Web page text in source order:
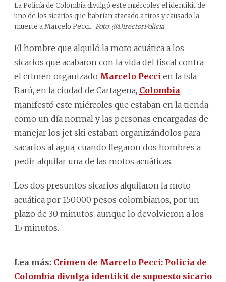
La Policía de Colombia divulgó este miércoles el identikit de
uno de los sicarios que habrían atacado a tiros y causado la
muerte a Marcelo Pecci. Foto: @DirectorPolicia
El hombre que alquiló la moto acuática a los
sicarios que acabaron con la vida del fiscal contra
el crimen organizado Marcelo Pecci en la isla
Barú, en la ciudad de Cartagena, Colombia,
manifestó este miércoles que estaban en la tienda
como un día normal y las personas encargadas de
manejar los jet ski estaban organizándolos para
sacarlos al agua, cuando llegaron dos hombres a
pedir alquilar una de las motos acuáticas.
Los dos presuntos sicarios alquilaron la moto
acuática por 150.000 pesos colombianos, por un
plazo de 30 minutos, aunque lo devolvieron a los
15 minutos.
Lea más: Crimen de Marcelo Pecci: Policía de
Colombia divulga identikit de supuesto sicario